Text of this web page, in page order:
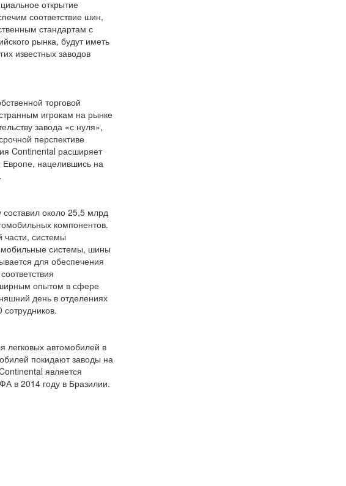
открытие
соответствие шин,
стандартам с
рынка, будут иметь
известных заводов
торговой
игрокам на рынке
завода «с нуля»,
перспективе
Continental расширяет
нацелившись на
около 25,5 млрд
компонентов.
системы
системы, шины
для обеспечения
опытом в сфере
день в отделениях
автомобилей в
покидают заводы на
является
в 2014 году в Бразилии.